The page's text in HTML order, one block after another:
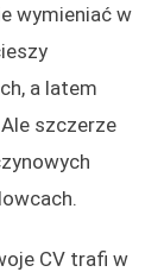
wymieniać w
a latem
szczerze
CV trafi w